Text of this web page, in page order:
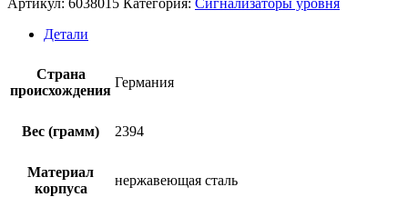
Детали
Страна
происхождения
Германия
Вес (грамм) 2394
Материал
корпуса
нержавеющая сталь